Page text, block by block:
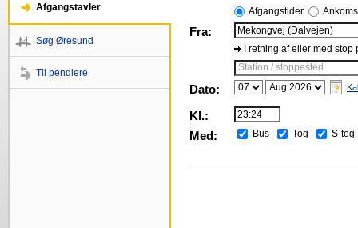
Afgangstavler
Søg Øresund
Til pendlere
Afgangstider
Fra:
I retning af eller med stop
Station / stoppested
Dato:
Kl.:
Med:
Bus Tog S-tog